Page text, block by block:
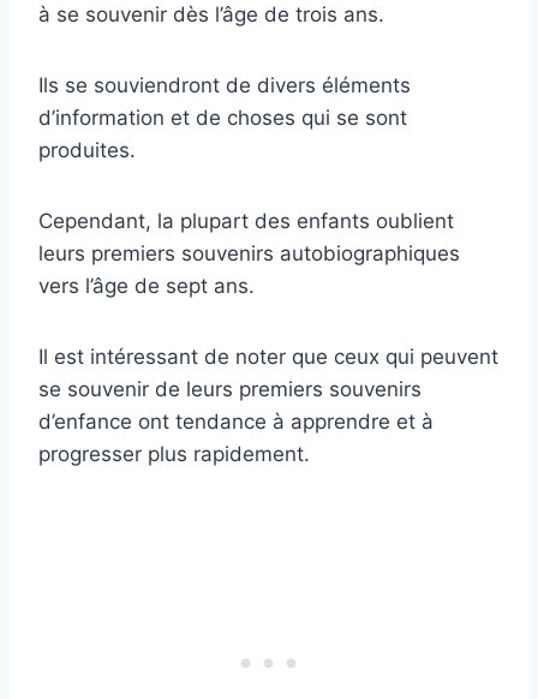
à se souvenir dès l’âge de trois ans.
Ils se souviendront de divers éléments
d’information et de choses qui se sont
produites.
Cependant, la plupart des enfants oublient
leurs premiers souvenirs autobiographiques
vers l’âge de sept ans.
Il est intéressant de noter que ceux qui peuvent
se souvenir de leurs premiers souvenirs
d’enfance ont tendance à apprendre et à
progresser plus rapidement.